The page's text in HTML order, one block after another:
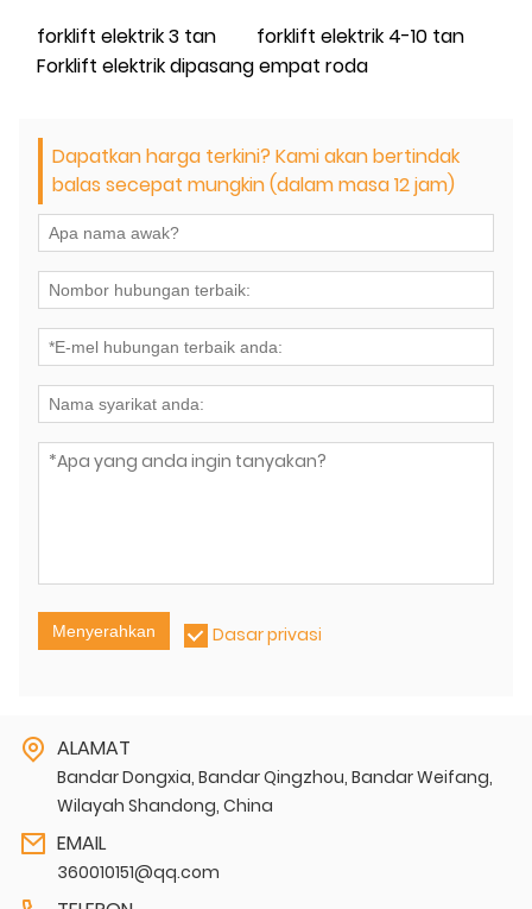
forklift elektrik 3 tan
forklift elektrik 4-10 tan
Forklift elektrik dipasang empat roda
Dapatkan harga terkini? Kami akan bertindak
balas secepat mungkin (dalam masa 12 jam)
Menyerahkan Dasar privasi
ALAMAT
Bandar Dongxia, Bandar Qingzhou, Bandar Weifang,
Wilayah Shandong, China
EMAIL
360010151@qq.com